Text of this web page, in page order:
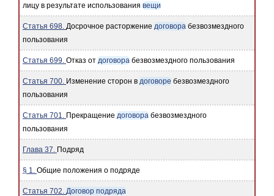
лицу в результате использования вещи
Статья 698. Досрочное расторжение договора безвозмездного
пользования
Статья 699. Отказ от договора безвозмездного пользования
Статья 700. Изменение сторон в договоре безвозмездного
пользования
Статья 701. Прекращение договора безвозмездного
пользования
Глава 37. Подряд
§ 1. Общие положения о подряде
Статья 702. Договор подряда